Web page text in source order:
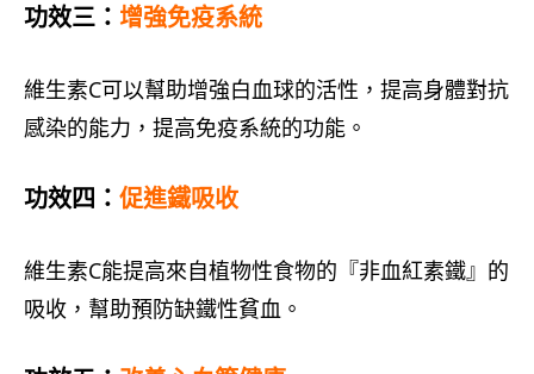
功效三： 增強免疫系統
維生素C可以幫助增強白血球的活性，提高身體對抗
感染的能力，提高免疫系統的功能。
功效四： 促進鐵吸收
維生素C能提高來自植物性食物的『非血紅素鐵』的
吸收，幫助預防缺鐵性貧血。